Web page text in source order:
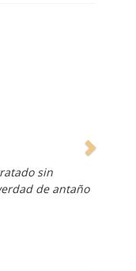
sin
de antaño